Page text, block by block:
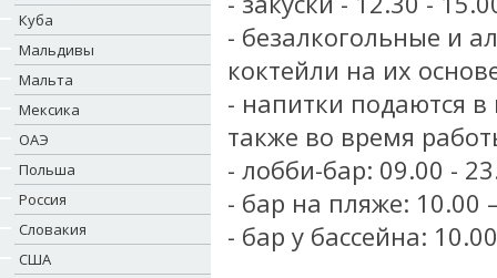
Куба
Мальдивы
Мальта
Мексика
ОАЭ
Польша
Россия
Словакия
США
- безалкогольные и
коктейли на их
- напитки подаются
также во время
- лобби-бар: 09.00 -
- бар на пляже: 10.00
- бар у бассейна: